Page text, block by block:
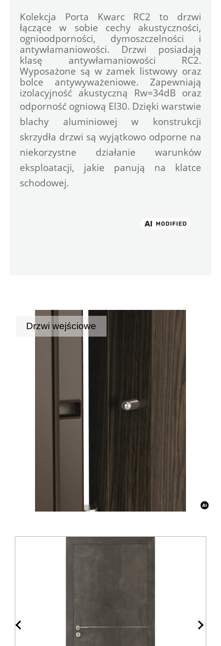
Kolekcja Porta Kwarc RC2 to drzwi
łączące w sobie cechy akustyczności,
ognioodporności, dymoszczelności i
antywłamaniowości. Drzwi posiadają
klasę antywłamaniowości RC2.
Wyposażone są w zamek listwowy oraz
bolce antywyważeniowe. Zapewniają
izolacyjność akustyczną Rw=34dB oraz
odporność ogniową El30. Dzięki warstwie
blachy aluminiowej w konstrukcji
skrzydła drzwi są wyjątkowo odporne na
niekorzystne działanie warunków
eksploatacji, jakie panują na klatce
schodowej.
Drzwi wejściowe